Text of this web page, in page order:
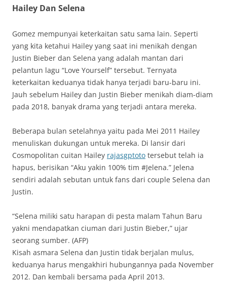
Hailey Dan Selena
Gomez mempunyai keterkaitan satu sama lain. Seperti
yang kita ketahui Hailey yang saat ini menikah dengan
Justin Bieber dan Selena yang adalah mantan dari
pelantun lagu “Love Yourself” tersebut. Ternyata
keterkaitan keduanya tidak hanya terjadi baru-baru ini.
Jauh sebelum Hailey dan Justin Bieber menikah diam-diam
pada 2018, banyak drama yang terjadi antara mereka.
Beberapa bulan setelahnya yaitu pada Mei 2011 Hailey
menuliskan dukungan untuk mereka. Di lansir dari
Cosmopolitan cuitan Hailey rajasgptoto tersebut telah ia
hapus, berisikan “Aku yakin 100% tim #Jelena.” Jelena
sendiri adalah sebutan untuk fans dari couple Selena dan
Justin.
“Selena miliki satu harapan di pesta malam Tahun Baru
yakni mendapatkan ciuman dari Justin Bieber,” ujar
seorang sumber. (AFP)
Kisah asmara Selena dan Justin tidak berjalan mulus,
keduanya harus mengakhiri hubungannya pada November
2012. Dan kembali bersama pada April 2013.